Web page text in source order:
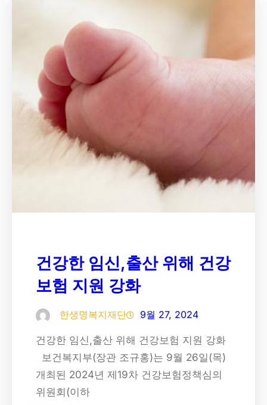
건강한 임신,출산 위해 건강
보험 지원 강화
한생명복지재단 9월 27, 2024
건강한 임신,출산 위해 건강보험 지원 강화
보건복지부(장관 조규홍)는 9월 26일(목)
개최된 2024년 제19차 건강보험정책심의
위원회(이하